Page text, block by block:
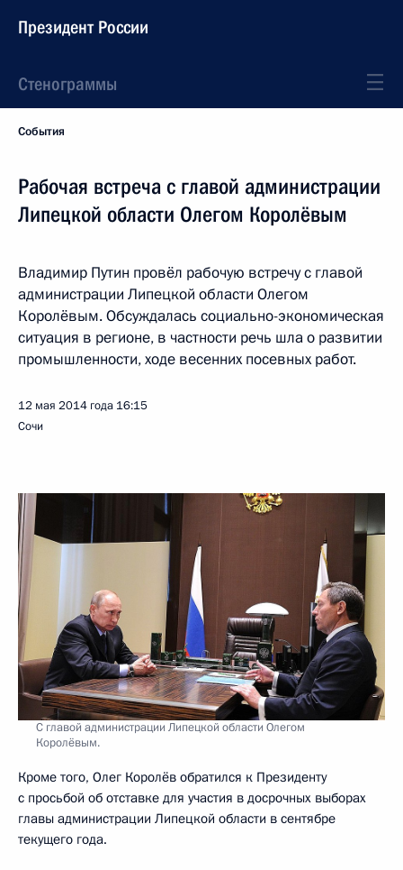
Президент России
Стенограммы
События
Рабочая встреча с главой администрации
Липецкой области Олегом Королёвым
Владимир Путин провёл рабочую встречу с главой
администрации Липецкой области Олегом
Королёвым. Обсуждалась социально-экономическая
ситуация в регионе, в частности речь шла о развитии
промышленности, ходе весенних посевных работ.
12 мая 2014 года 16:15
Сочи
С главой администрации Липецкой области Олегом
Королёвым.
Кроме того, Олег Королёв обратился к Президенту
с просьбой об отставке для участия в досрочных выборах
главы администрации Липецкой области в сентябре
текущего года.